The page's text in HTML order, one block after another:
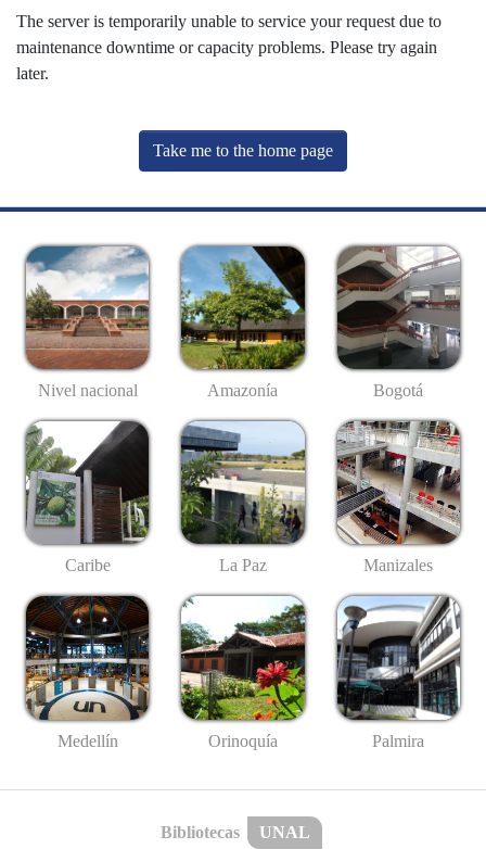
The server is temporarily unable to service your request due to
maintenance downtime or capacity problems. Please try again
later.
Take me to the home page
Nivel nacional Amazonía Bogotá
Caribe La Paz Manizales
Medellín Orinoquía Palmira
Bibliotecas UNAL